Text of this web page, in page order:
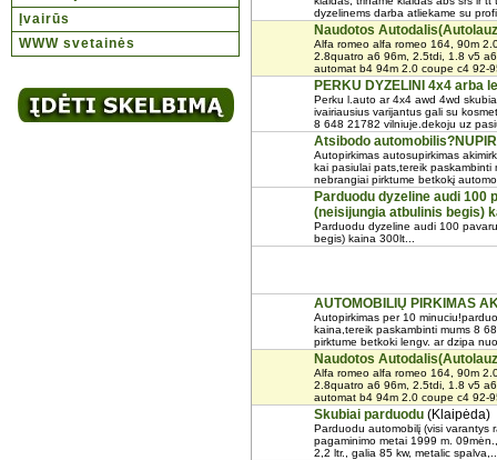
Įvairūs
WWW svetainės
dyzelinems darba atliekame su
Naudotos
Alfa romeo alfa romeo 164, 90m
2.8quatro a6 96m, 2.5tdi, 1.8 v5
automat b4 94m 2.0 coupe c4 92-
PERKU DYZELINI 4x4 arba
Perku l.auto ar 4x4 awd 4wd
ivairiausius varijantus gali su
8 648 21782 vilniuje.dekoju uz
Atsibodo
Autopirkimas autosupirkimas
kai pasiulai pats,tereik
nebrangiai pirktume betkokį
Parduodu dyzeline audi 100
(neisijungia atbulinis begis)
Parduodu dyzeline audi 100
begis) kaina 300lt...
AUTOMOBILIŲ PIRKIMAS
Autopirkimas per 10
kaina,tereik paskambinti mums 8
pirktume betkoki lengv. ar dzipa
Naudotos
Alfa romeo alfa romeo 164, 90m
2.8quatro a6 96m, 2.5tdi, 1.8 v5
automat b4 94m 2.0 coupe c4 92-
Skubiai parduodu (Klaipėda)
Parduodu automobilį (visi
pagaminimo metai 1999 m.
2,2 ltr., galia 85 kw, metalic